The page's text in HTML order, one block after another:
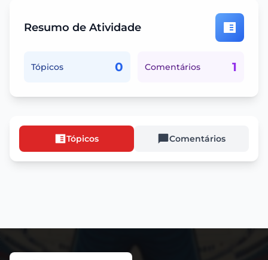
Resumo de Atividade
Tópicos 0 Comentários 1
Tópicos Comentários